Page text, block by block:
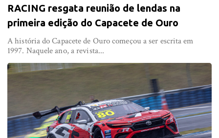
RACING resgata reunião de lendas na
primeira edição do Capacete de Ouro
A história do Capacete de Ouro começou a ser escrita em
1997. Naquele ano, a revista...